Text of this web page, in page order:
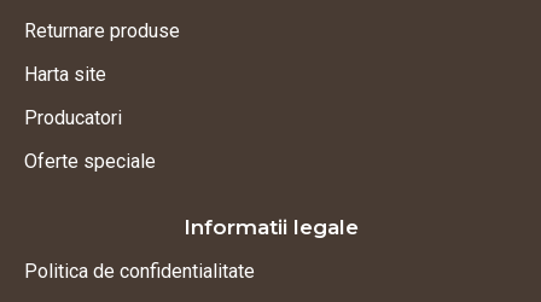
Returnare produse
Harta site
Producatori
Oferte speciale
Informatii legale
Politica de confidentialitate